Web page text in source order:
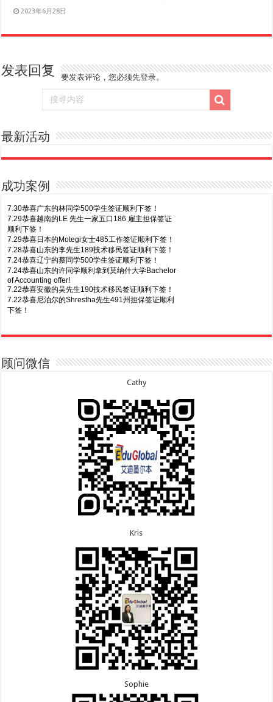
2023年6月28日
发表回复 要发表评论，您必须先登录。
最新活动
成功案例
Business offer！
8.6恭喜江苏的谢先生600旅游签证顺利下签，三年多
8.5恭喜江苏的杨女士190技术移民签证顺利下签！
8.3恭喜黑龙江的刘女士864父母签证顺利下签！
8.3恭喜天津的陈同学和妈妈590+500学生签证顺利
7.30恭喜广东的林同学500学生签证顺利下签！
7.29恭喜越南的LE 先生一家五口186 雇主担保签证
顺利下签！
7.29恭喜日本的Motegi女士485工作签证顺利下签！
7.28恭喜山东的李先生189技术移民签证顺利下签！
7.24恭喜辽宁的蔡同学500学生签证顺利下签！
7.24恭喜山东的许同学顺利拿到莫纳什大学Bachelor
of Accounting offer!
7.22恭喜安徽的吴先生190技术移民签证顺利下签！
7.22恭喜尼泊尔的Shrestha先生491州担保签证顺利
下签！
签！
7.15恭喜江苏的曹同学500学生签证顺利下签！
7.13恭喜广东的邓同学500学生签证顺利下签！
7.9恭喜广东的喻同学500学生签证顺利下签！
7.8恭喜黑龙江的刘女士600旅游签证顺利下签，三年
7.7恭喜北京的王先生和孩子600旅游签证顺利下签，
顾问微信
Cathy
Kris
Sophie